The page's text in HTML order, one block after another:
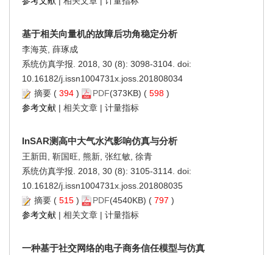
基于相关向量机的故障后功角稳定分析
李海英, 薛琢成
系统仿真学报. 2018, 30 (8): 3098-3104. doi:
10.16182/j.issn1004731x.joss.201808034
摘要 ( 394 ) PDF(373KB) ( 598 )
参考文献 | 相关文章 | 计量指标
InSAR测高中大气水汽影响仿真与分析
王新田, 靳国旺, 熊新, 张红敏, 徐青
系统仿真学报. 2018, 30 (8): 3105-3114. doi:
10.16182/j.issn1004731x.joss.201808035
摘要 ( 515 ) PDF(4540KB) ( 797 )
参考文献 | 相关文章 | 计量指标
一种基于社交网络的电子商务信任模型与仿真